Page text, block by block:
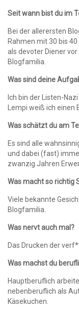
Seit wann bist du im
Bei der allerersten
Rahmen mit 30 bis
als devoter Diener
Blogfamilia.
Was sind deine
Ich bin der Listen-
Lempi weiß ich einen
Was schätzt du am
Es sind alle
und dabei (fast)
zwanzig Jahren
Was macht so richtig
Viele bekannte
Blogfamilia.
Was nervt auch mal?
Das Drucken der
Was machst du
Hauptberuflich
nebenberuflich als
Käsekuchen.